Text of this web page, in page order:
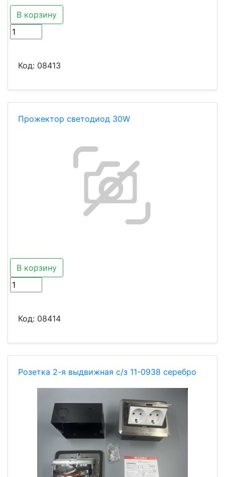
В корзину
Код: 08413
Прожектор светодиод 30W
В корзину
Код: 08414
Розетка 2-я выдвижная с/з 11-0938 серебро